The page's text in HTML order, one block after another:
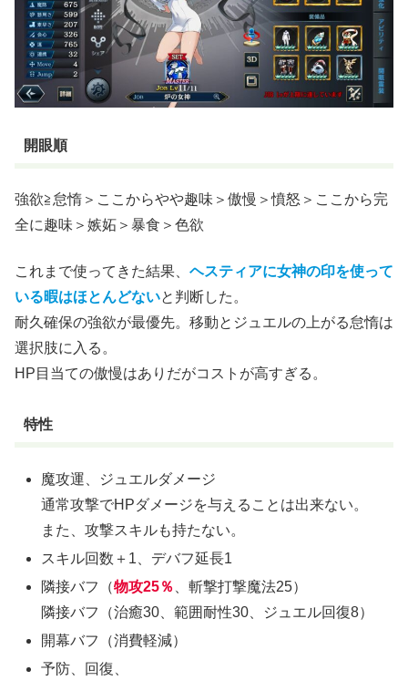
開眼順
強欲≧怠惰＞ここからやや趣味＞傲慢＞憤怒＞ここから完
全に趣味＞嫉妬＞暴食＞色欲
これまで使ってきた結果、 ヘスティアに女神の印を使って
いる暇はほとんどないと判断した。
耐久確保の強欲が最優先。移動とジュエルの上がる怠惰は
選択肢に入る。
HP目当ての傲慢はありだがコストが高すぎる。
特性
魔攻運、ジュエルダメージ
通常攻撃でHPダメージを与えることは出来ない。
また、攻撃スキルも持たない。
スキル回数＋1、デバフ延長1
隣接バフ（物攻25％
、斬撃打撃魔法25）
隣接バフ（治癒30、範囲耐性30、ジュエル回復8）
開幕バフ（消費軽減）
予防、回復、